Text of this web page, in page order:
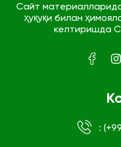
Сайт
ҳуқуқи билан
келтиришда
: